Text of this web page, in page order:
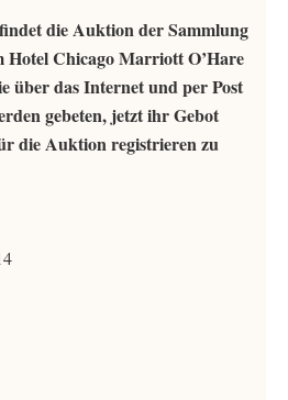
die Auktion der Sammlung
Chicago Marriott O’Hare
über das Internet und per Post
gebeten, jetzt ihr Gebot
die Auktion registrieren zu